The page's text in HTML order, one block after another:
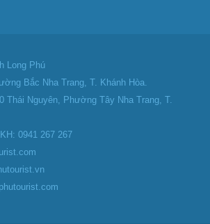
Long Phú
Bắc Nha Trang, T. Khánh Hòa.
Thái Nguyên, Phường Tây Nha Trang, T.
0941 267 267